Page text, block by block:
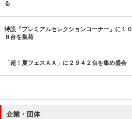
る
特設「プレミアムセレクションコーナー」に１０
８台を集荷
「超！夏フェスＡＡ」に２９４２台を集め盛会
企業・団体